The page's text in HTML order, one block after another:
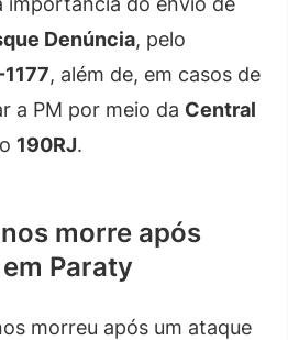
Denúncia, pelo
, além de, em casos de
a PM por meio da Central
190RJ.
morre após
Paraty
morreu após um ataque